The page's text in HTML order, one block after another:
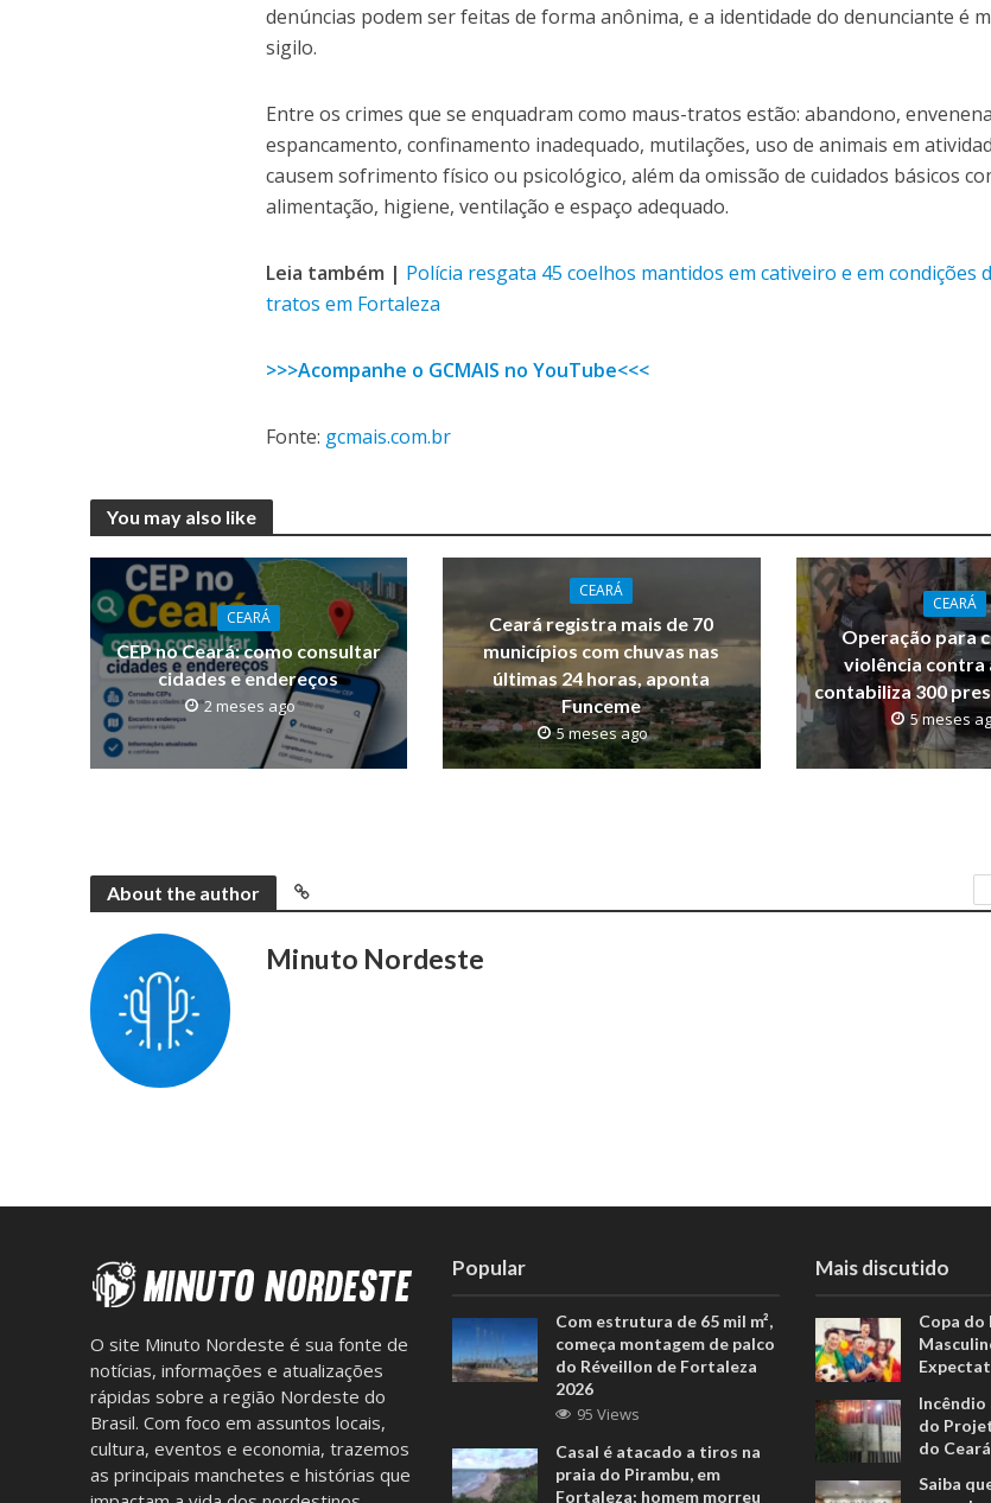
denúncias podem ser feitas de forma anônima, e a identidade do denunciante é
sigilo.
Entre os crimes que se enquadram como maus-tratos estão: abandono,
espancamento, confinamento inadequado, mutilações, uso de animais em
causem sofrimento físico ou psicológico, além da omissão de cuidados básicos
alimentação, higiene, ventilação e espaço adequado.
Leia também | Polícia resgata 45 coelhos mantidos em cativeiro e em condições
tratos em Fortaleza
>>>Acompanhe o GCMAIS no YouTube<<<
Fonte: gcmais.com.br
You may also like
CEARÁ
CEP no Ceará: como consultar
cidades e endereços
2 meses ago
CEARÁ
Ceará registra mais de 70
municípios com chuvas nas
últimas 24 horas, aponta
Funceme
5 meses ago
CEARÁ
Operação para
violência contra
contabiliza 300
5 meses
About the author
Minuto Nordeste
O site Minuto Nordeste é sua fonte de
notícias, informações e atualizações
rápidas sobre a região Nordeste do
Brasil. Com foco em assuntos locais,
cultura, eventos e economia, trazemos
as principais manchetes e histórias que
Popular
Com estrutura de 65 mil m²,
começa montagem de palco
do Réveillon de Fortaleza
2026
95 Views
Casal é atacado a tiros na
praia do Pirambu, em
Fortaleza; homem morreu
Mais discutido
Copa do
do
do Ceará
Saiba